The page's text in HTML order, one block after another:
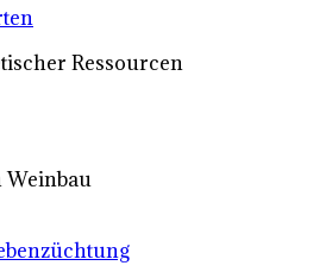
Ressourcen
Weinbau